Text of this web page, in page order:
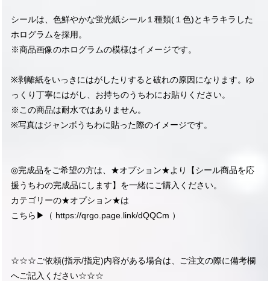
シールは、色鮮やかな蛍光紙シール１種類(１色)とキラキラした
ホログラムを採用。
※商品画像のホログラムの模様はイメージです。
※剥離紙をいっきにはがしたりすると破れの原因になります。ゆ
っくり丁寧にはがし、お持ちのうちわにお貼りください。
※この商品は耐水ではありません。
※写真はジャンボうちわに貼った際のイメージです。
◎完成品をご希望の方は、★オプション★より【シール商品を応
援うちわの完成品にします】を一緒にご購入ください。
カテゴリーの★オプション★は
こちら▶︎（ https://qrgo.page.link/dQQCm ）
☆☆☆ご依頼(指示/指定)内容がある場合は、ご注文の際に備考欄
へご記入ください☆☆☆